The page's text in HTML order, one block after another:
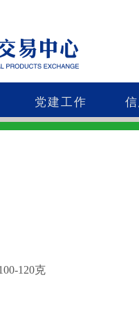
党建工作
120克